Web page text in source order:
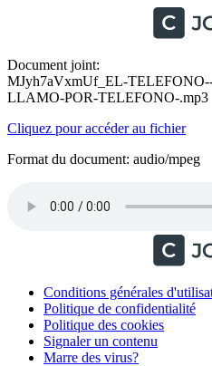
Document joint:
MJyh7aVxmUf_EL-
LLAMO-POR-TELEFONO-.mp3
Cliquez pour accéder au fichier
Format du document: audio/mpeg
Conditions générales
Politique de confidentialité
Politique des cookies
Signaler un contenu
Marre des virus?